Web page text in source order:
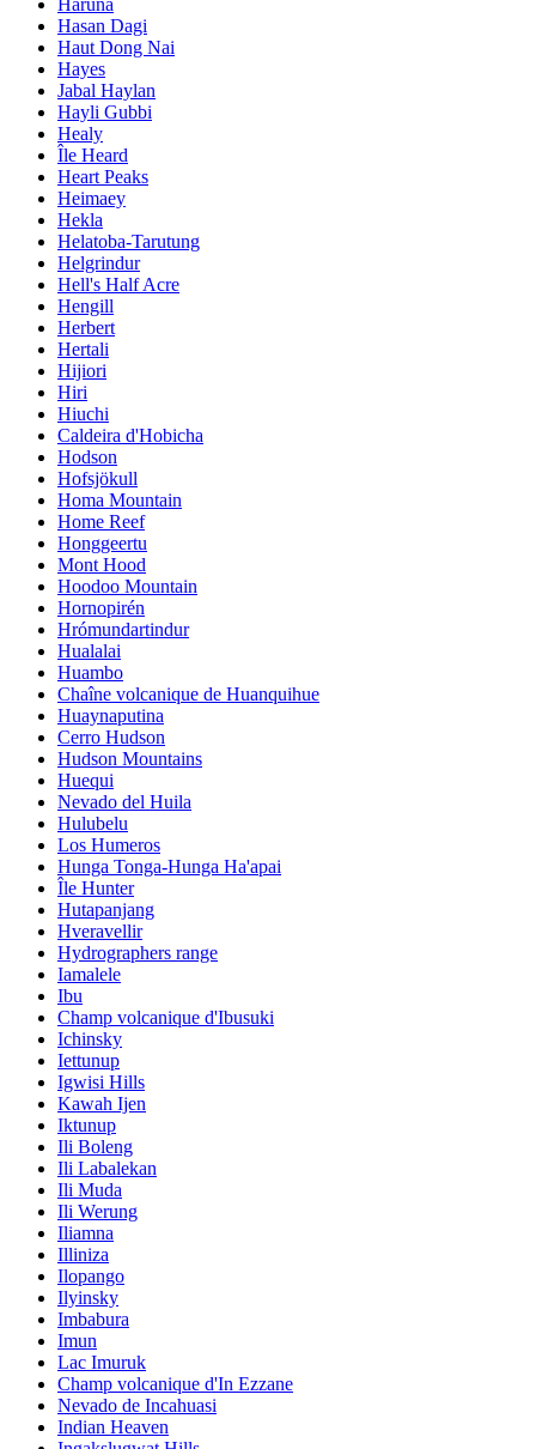
Hasan Dagi
Haut Dong Nai
Hayes
Jabal Haylan
Hayli Gubbi
Healy
Île Heard
Heart Peaks
Heimaey
Hekla
Helatoba-Tarutung
Helgrindur
Hell's Half Acre
Hengill
Herbert
Hertali
Hijiori
Hiri
Hiuchi
Caldeira d'Hobicha
Hodson
Hofsjökull
Homa Mountain
Home Reef
Honggeertu
Mont Hood
Hoodoo Mountain
Hornopirén
Hrómundartindur
Hualalai
Huambo
Chaîne volcanique de Huanquihue
Huaynaputina
Cerro Hudson
Hudson Mountains
Huequi
Nevado del Huila
Hulubelu
Los Humeros
Hunga Tonga-Hunga Ha'apai
Île Hunter
Hutapanjang
Hveravellir
Hydrographers range
Iamalele
Ibu
Champ volcanique d'Ibusuki
Ichinsky
Iettunup
Igwisi Hills
Kawah Ijen
Iktunup
Ili Boleng
Ili Labalekan
Ili Muda
Ili Werung
Iliamna
Illiniza
Ilopango
Ilyinsky
Imbabura
Imun
Lac Imuruk
Champ volcanique d'In Ezzane
Nevado de Incahuasi
Indian Heaven